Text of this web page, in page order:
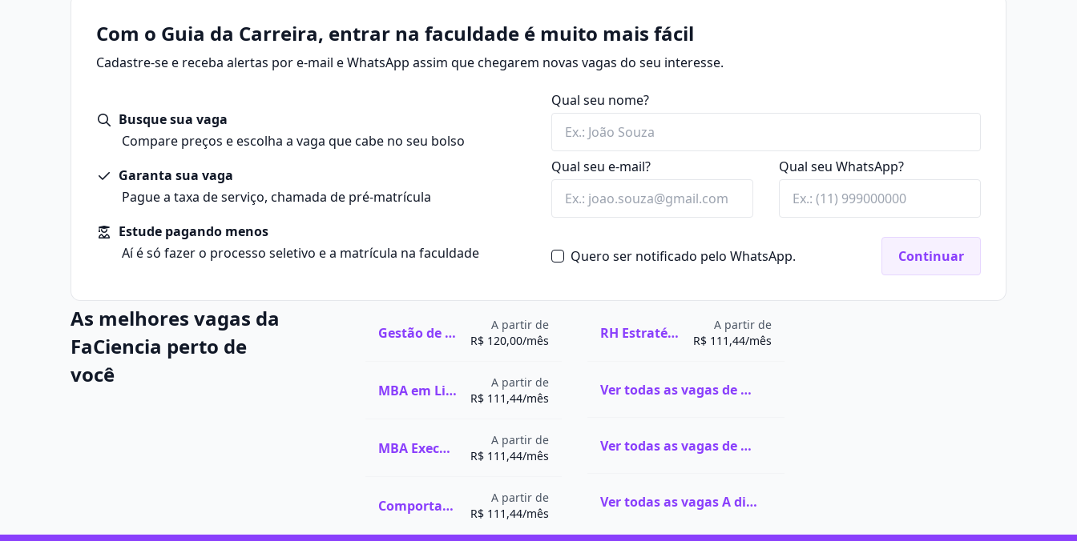
Com o Guia da Carreira, entrar na faculdade é muito mais fácil
Cadastre-se e receba alertas por e-mail e WhatsApp assim que chegarem novas vagas do seu interesse.
Busque sua vaga
Compare preços e escolha a vaga que cabe no seu bolso
Garanta sua vaga
Pague a taxa de serviço, chamada de pré-matrícula
Estude pagando menos
Aí é só fazer o processo seletivo e a matrícula na faculdade
Qual seu nome?
Qual seu e-mail? Qual seu WhatsApp?
Quero ser notificado pelo WhatsApp. Continuar
As melhores vagas da
FaCiencia perto de
você
Gestão de Recursos Humanos
A partir de
R$ 120,00/mês
MBA em Liderança e Inovação Organizacional
A partir de
R$ 111,44/mês
MBA Executivo em Psicologia Organizacional e Gestão de Pessoas
A partir de
R$ 111,44/mês
Comportamento Humano e Gestão das Emoções
A partir de
R$ 111,44/mês
RH Estratégico e Desenvolvimento de Pessoas
A partir de
R$ 111,44/mês
Ver todas as vagas de Graduação na FaCiencia
Ver todas as vagas de Pós-graduação na FaCiencia
Ver todas as vagas A distância (EaD) na FaCiencia